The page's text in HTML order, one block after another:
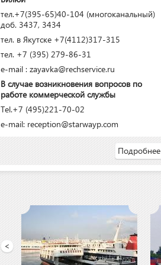
тел.+7(395-65)40-104 (многоканальный)
доб. 3437, 3434
тел. в Якутске +7(4112)317-315
тел. +7 (395) 279-86-31
e-mail : zayavka@rechservice.ru
В случае возникновения вопросов по
работе коммерческой службы
Tel.+7 (495)221-70-02
e-mail: reception@starwayp.com
Подробнее
<